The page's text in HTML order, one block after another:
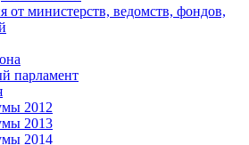
от министерств, ведомств, фондов,
парламент
2012
2013
2014